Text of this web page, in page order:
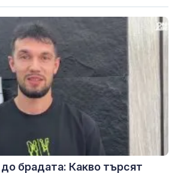
брадата: Какво търсят